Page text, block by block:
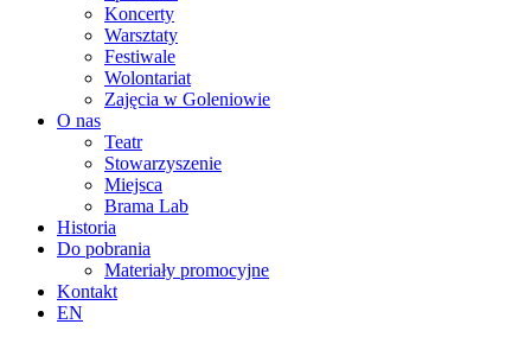
Koncerty
Warsztaty
Festiwale
Wolontariat
Zajęcia w Goleniowie
O nas
Teatr
Stowarzyszenie
Miejsca
Brama Lab
Historia
Do pobrania
Materiały promocyjne
Kontakt
EN